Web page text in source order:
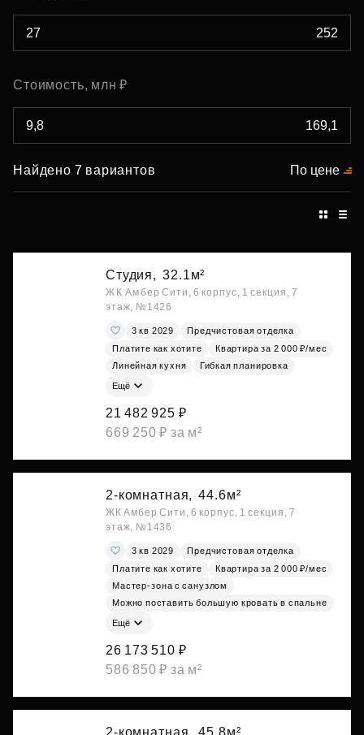
Стоимость, млн ₽
Найдено 7 вариантов По цене
Студия, 32.1м²
ЖК Амбер Сити, 6 корпус, 1 секция, 7
этаж, №1426
3 кв 2029
Предчистовая отделка
Платите как хотите
Квартира за 2 000 ₽/мес
Линейная кухня
Гибкая планировка
Ещё
21 482 925 ₽
669 250 ₽ за м²
2-комнатная, 44.6м²
ЖК Амбер Сити, 6 корпус, 1 секция, 7
этаж, №1436
3 кв 2029
Предчистовая отделка
Платите как хотите
Квартира за 2 000 ₽/мес
Мастер-зона с санузлом
Можно поставить большую кровать в спальне
Ещё
26 173 510 ₽
586 850 ₽ за м²
2-комнатная, 45.8м²